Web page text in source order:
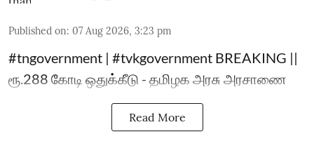
Published on: 07 Aug 2026, 3:23 pm
#tngovernment | #tvkgovernment BREAKING ||
ரூ.288 கோடி ஒதுக்கீடு - தமிழக அரசு அரசாணை
Read More